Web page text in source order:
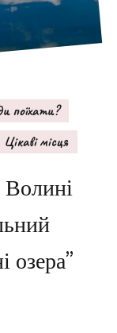
поїхати?
Цікаві місця
озера”